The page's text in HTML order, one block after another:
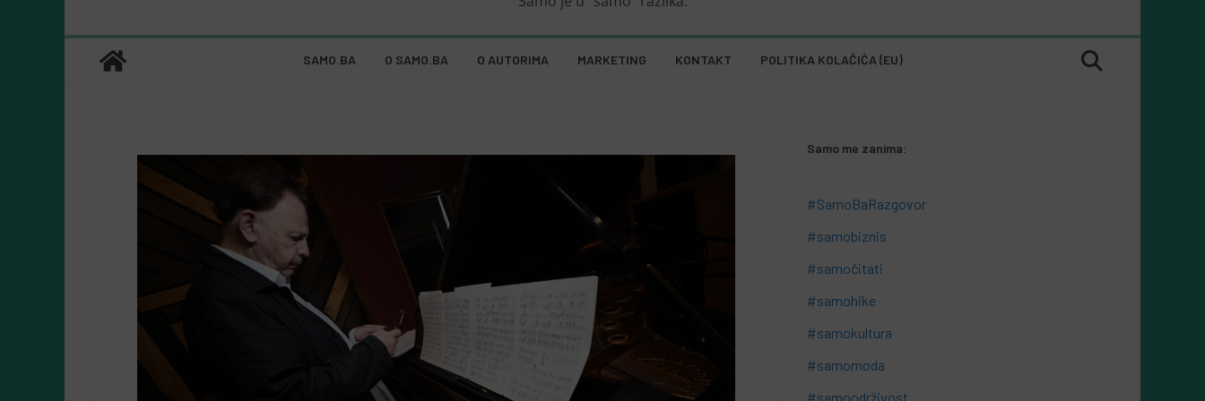
SAMO.BA O SAMO.BA O AUTORIMA MARKETING KONTAKT POLITIKA KOLAČIĆA (EU)
Samo me zanima:
#SamoBaRazgovor
#samobiznis
#samočitati
#samohike
#samokultura
#samomoda
#samoodrživost